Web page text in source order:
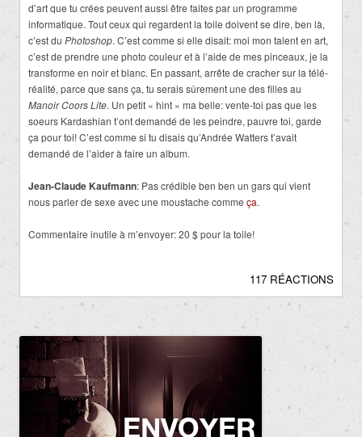
d’art que tu crées peuvent aussi être faites par un programme
informatique. Tout ceux qui regardent la toile doivent se dire, ben là,
c’est du Photoshop. C’est comme si elle disait: moi mon talent en art,
c’est de prendre une photo couleur et à l’aide de mes pinceaux, je la
transforme en noir et blanc. En passant, arrête de cracher sur la télé-
réalité, parce que sans ça, tu serais sûrement une des filles au
Manoir Coors Lite. Un petit « hint » ma belle: vente-toi pas que les
soeurs Kardashian t’ont demandé de les peindre, pauvre toi, garde
ça pour toi! C’est comme si tu disais qu’Andrée Watters t’avait
demandé de l’aider à faire un album.
Jean-Claude Kaufmann: Pas crédible ben ben un gars qui vient
nous parler de sexe avec une moustache comme ça.
Commentaire inutile à m’envoyer: 20 $ pour la toile!
117 RÉACTIONS